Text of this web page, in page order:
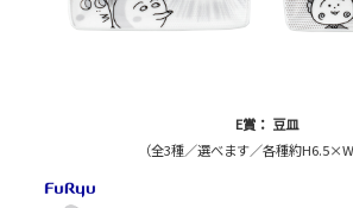
E賞： 豆皿
（全3種／選べます／各種約